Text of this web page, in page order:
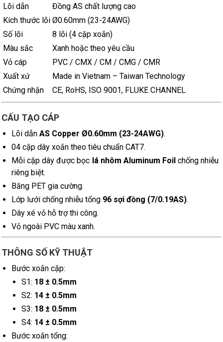
Lõi dẫn
Đồng AS chất lượng cao
Kích thước lõi Ø0.60mm (23-24AWG)
Số lõi
8 lõi (4 cặp xoắn)
Màu sắc
Xanh hoặc theo yêu cầu
Vỏ cáp
PVC / CMX / CM / CMG / CMR
Xuất xứ
Made in Vietnam – Taiwan Technology
Chứng nhận
CE, RoHS, ISO 9001, FLUKE CHANNEL
CẤU TẠO CÁP
Lõi dẫn AS Copper Ø0.60mm (23-24AWG).
04 cặp dây xoắn theo tiêu chuẩn CAT7.
Mỗi cặp dây được bọc lá nhôm Aluminum Foilchống nhiễu
riêng biệt.
Băng PET gia cường.
Lớp lưới chống nhiễu tổng 96 sợi đồng (7/0.19AS).
Dây xé vỏ hỗ trợ thi công.
Vỏ ngoài PVC màu xanh.
THÔNG SỐ KỸ THUẬT
Bước xoắn cặp:
S1: 18 ± 0.5mm
S2: 14 ± 0.5mm
S3: 18 ± 0.5mm
S4: 14 ± 0.5mm
Bước xoắn tổng: